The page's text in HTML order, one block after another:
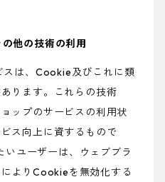
他の技術の利用
スは、Cookie及びこれに類
ります。これらの技術
ップのサービスの利用状
ス向上に資するもので
ユーザーは、ウェブブラ
よりCookieを無効化する